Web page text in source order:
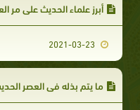
أبرز علماء الحديث على مر
ما يتم بذله في العصر